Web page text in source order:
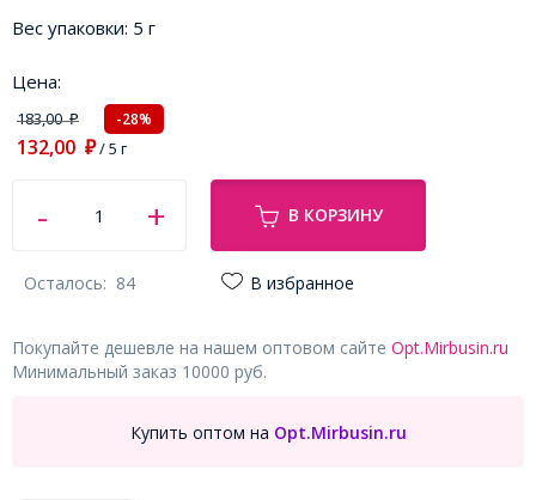
Вес упаковки: 5 г
Цена:
183,00₽ -28%
132,00 ₽/ 5 г
В КОРЗИНУ
Осталось: 84 В избранное
Покупайте дешевле на нашем оптовом сайте Opt.Mirbusin.ru
Минимальный заказ 10000 руб.
Купить оптом на Opt.Mirbusin.ru